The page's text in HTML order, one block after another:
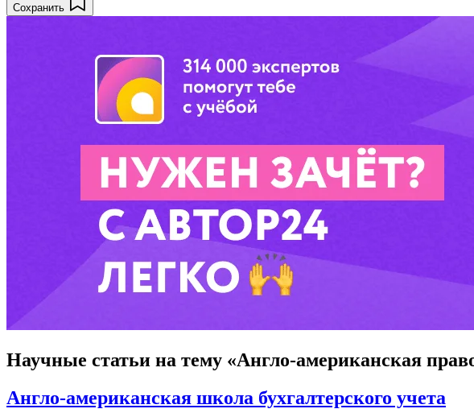
Сохранить
Научные статьи на тему «Англо-американская
Англо-американская школа бухгалтерского учета